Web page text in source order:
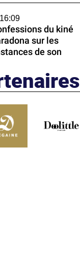
du kiné
sur les
de son